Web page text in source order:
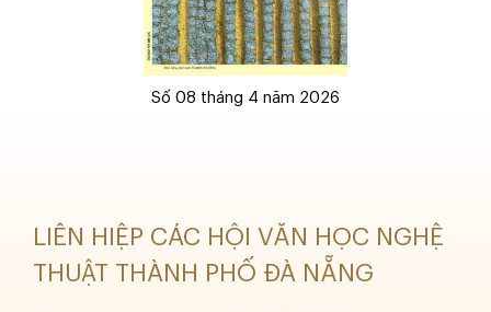
Số 08 tháng 4 năm 2026
LIÊN HIỆP CÁC HỘI VĂN HỌC NGHỆ
THUẬT THÀNH PHỐ ĐÀ NẴNG